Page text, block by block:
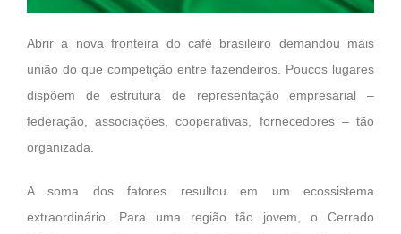
Abrir a nova fronteira do café brasileiro demandou mais
união do que competição entre fazendeiros. Poucos lugares
dispõem de estrutura de representação empresarial –
federação, associações, cooperativas, fornecedores – tão
organizada.
A soma dos fatores resultou em um ecossistema
extraordinário. Para uma região tão jovem, o Cerrado